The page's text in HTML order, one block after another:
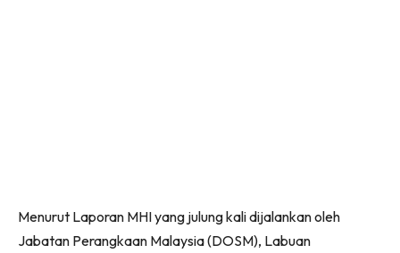
Menurut Laporan MHI yang julung kali dijalankan oleh
Jabatan Perangkaan Malaysia (DOSM), Labuan